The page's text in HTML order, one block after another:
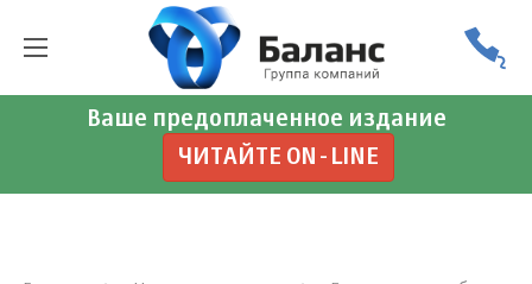
Ваше предоплаченное издание
ЧИТАЙТЕ ON-LINE